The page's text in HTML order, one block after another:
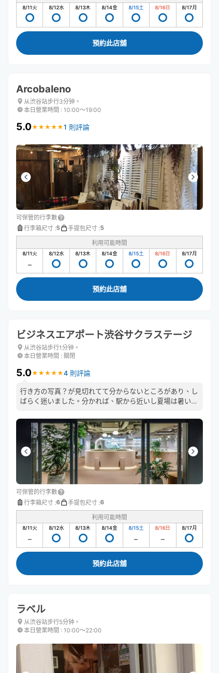
8/11火 8/12水 8/13木 8/14金 8/15土 8/16日 8/17月
預約此店舖
Arcobaleno
从渋谷站步行3分钟。
本日營業時間 : 10:00〜19:00
5.0★ ★ ★ ★ ★
★ ★ ★ ★ ★1 則評論
可保管的行李數
行李箱尺寸 :5 手提包尺寸 :5
利用可能時間
8/11火 8/12水 8/13木 8/14金 8/15土 8/16日 8/17月
預約此店舖
ビジネスエアポート渋谷サクラステージ
从渋谷站步行1分钟。
本日營業時間 : 關閉
5.0★ ★ ★ ★ ★
★ ★ ★ ★ ★4 則評論
行き方の写真？が見切れてて分からないところがあり、し
ばらく迷いました。分かれば、駅から近いし夏場は暑い外
な対応でした。
可保管的行李數
行李箱尺寸 :6 手提包尺寸 :6
利用可能時間
8/11火 8/12水 8/13木 8/14金 8/15土 8/16日 8/17月
預約此店舖
ラベル
从渋谷站步行5分钟。
本日營業時間 : 10:00〜22:00